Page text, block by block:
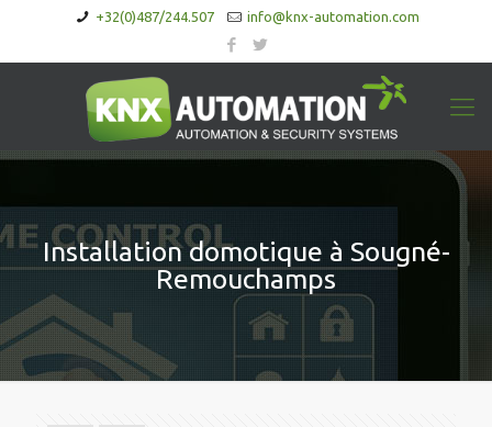
+32(0)487/244.507 info@knx-automation.com
Installation domotique à Sougné-
Remouchamps